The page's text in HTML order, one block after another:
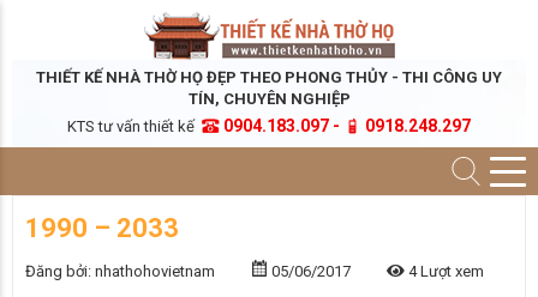
THIẾT KẾ NHÀ THỜ HỌ ĐẸP THEO PHONG THỦY - THI CÔNG UY
TÍN, CHUYÊN NGHIỆP
KTS tư vấn thiết kế
0904.183.097 - 0918.248.297
1990 – 2033
Đăng bởi: nhathohovietnam 05/06/2017 4 Lượt xem